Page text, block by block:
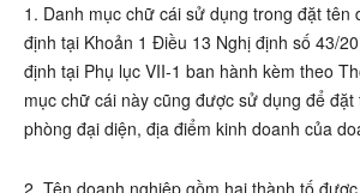
1. Danh mục chữ cái sử dụng trong đặt tên
định tại Khoản 1 Điều 13 Nghị định số 43/
định tại Phụ lục VII-1 ban hành kèm theo
mục chữ cái này cũng được sử dụng để đặt
phòng đại diện, địa điểm kinh doanh của
2. Tên doanh nghiệp gồm hai thành tố